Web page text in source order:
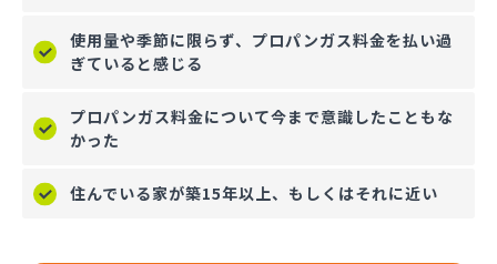
使用量や季節に限らず、プロパンガス料金を払い過
ぎていると感じる
プロパンガス料金について今まで意識したこともな
かった
住んでいる家が築15年以上、もしくはそれに近い